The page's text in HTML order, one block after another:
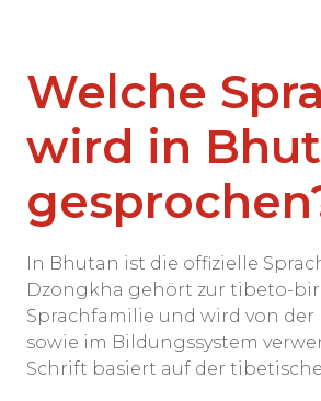
Welche
wird in
In Bhutan ist die offizielle
Dzongkha gehört zur tibeto-
Sprachfamilie und wird von der
sowie im Bildungssystem
Schrift basiert auf der